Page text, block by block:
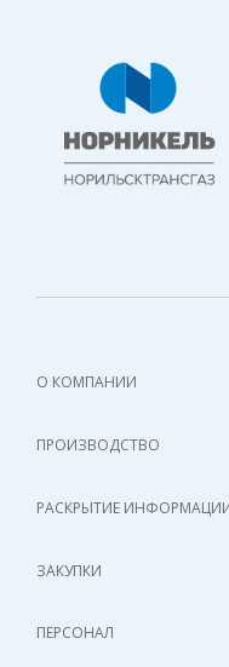
О КОМПАНИИ
ПРОИЗВОДСТВО
РАСКРЫТИЕ
ЗАКУПКИ
ПЕРСОНАЛ